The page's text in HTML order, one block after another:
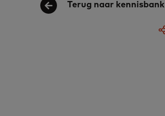
Terug naar kennisbank